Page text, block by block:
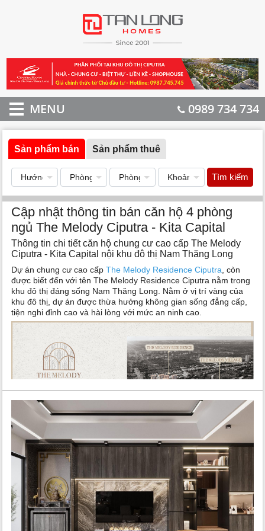
MENU 0989 734 734
Sản phẩm bán Sản phẩm thuê
Tìm kiếm
Cập nhật thông tin bán căn hộ 4 phòng
ngủ The Melody Ciputra - Kita Capital
Thông tin chi tiết căn hộ chung cư cao cấp The Melody
Ciputra - Kita Capital nội khu đô thị Nam Thăng Long
Dự án chung cư cao cấpThe Melody Residence Ciputra , còn
được biết đến với tên The Melody Residence Ciputra nằm trong
khu đô thị đáng sống Nam Thăng Long. Nằm ở vị trí vàng của
khu đô thị, dự án được thừa hưởng không gian sống đẳng cấp,
tiện nghi đỉnh cao và hài lòng với mức an ninh cao.
The Melody Residence Ciputra gây ấn tượng với 11 block cao
40 tầng, cung cấp số lượng căn hộ khổng lồ. Lên tới 2.346 căn
hộ chung cư cao cấp nằm ở cửa ngõ Tây Bắc của Thủ đô.
Dự án nằm giữa sông Hồng và Hồ Tây lộng gió mang lại sự